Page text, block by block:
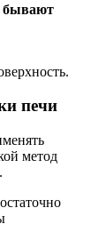
бывают
печи
метод